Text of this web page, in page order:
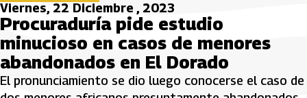
Viernes, 22 Diciembre , 2023
Procuraduría pide estudio
minucioso en casos de menores
abandonados en El Dorado
El pronunciamiento se dio luego conocerse el caso de